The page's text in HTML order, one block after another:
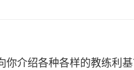
你介绍各种各样的教练利基